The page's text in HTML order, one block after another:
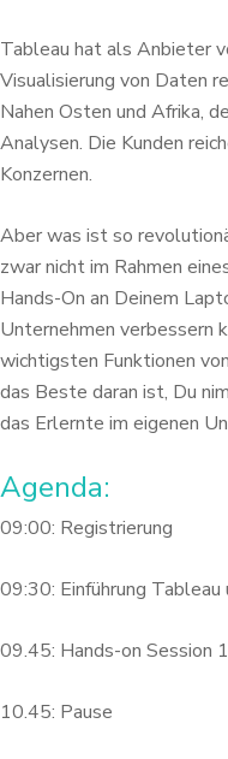
Tableau hat als Anbieter
Visualisierung von Daten
Nahen Osten und Afrika,
Analysen. Die Kunden
Konzernen.
Aber was ist so
zwar nicht im Rahmen
Hands-On an Deinem
Unternehmen verbessern
wichtigsten Funktionen
das Beste daran ist, Du
das Erlernte im eigenen
Agenda:
09:00: Registrierung
09:30: Einführung
09.45: Hands-on Session 1
10.45: Pause